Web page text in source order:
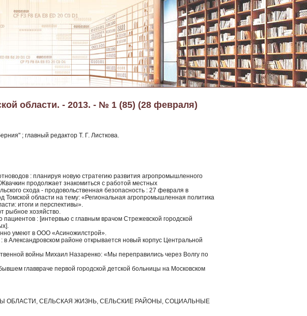
области. - 2013. - № 1 (85) (28 февраля)
; главный редактор Т. Г. Листкова.
: планируя новую стратегию развития агропромышленного
продолжает знакомиться с работой местных
схода - продовольственная безопасность : 27 февраля в
Томской области на тему: «Региональная агропромышленная политика
итоги и перспективы».
рыбное хозяйство.
пациентов : [интервью с главным врачом Стрежевской городской
умеют в ООО «Асиножилстрой».
в Александровском районе открывается новый корпус Центральной
войны Михаил Назаренко: «Мы переправились через Волгу по
главвраче первой городской детской больницы на Московском
ОБЛАСТИ, СЕЛЬСКАЯ ЖИЗНЬ, СЕЛЬСКИЕ РАЙОНЫ, СОЦИАЛЬНЫЕ